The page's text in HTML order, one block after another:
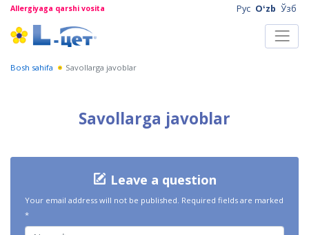
Allergiyaga qarshi vosita Рус Oʻzb Ўзб
Bosh sahifa Savollarga javoblar
Savollarga javoblar
Leave a question
Your email address will not be published. Required fields are marked
*